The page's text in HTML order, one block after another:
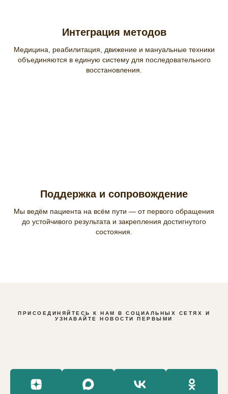
Интеграция методов
Медицина, реабилитация, движение и мануальные техники
объединяются в единую систему для последовательного
восстановления.
Поддержка и сопровождение
Мы ведём пациента на всём пути — от первого обращения
до устойчивого результата и закрепления достигнутого
состояния.
ПРИСОЕДИНЯЙТЕСЬ К НАМ В СОЦИАЛЬНЫХ СЕТЯХ И
УЗНАВАЙТЕ НОВОСТИ ПЕРВЫМИ